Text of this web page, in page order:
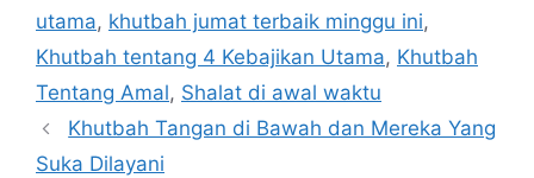
utama, khutbah jumat terbaik minggu ini,
Khutbah tentang 4 Kebajikan Utama, Khutbah
Tentang Amal, Shalat di awal waktu
Khutbah Tangan di Bawah dan Mereka Yang
Suka Dilayani